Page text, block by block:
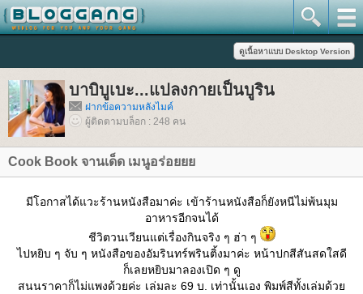
บาบิบูเบะ...แปลงกายเป็นบูริน
ฝากข้อความหลังไมค์
ผู้ติดตามบล็อก : 248 คน
Cook Book จานเด็ด เมนูอร่อ
มีโอกาสได้แวะร้านหนังสือมาค่ะ เข้าร้านหนังสือก็ยังหนีไม่พ้นมุม
อาหารอีกจนได้
ชีวิตวนเวียนแต่เรื่องกินจริง ๆ ฮ่า ๆ
ไปหยิบ ๆ จับ ๆ หนังสือของอัมรินทร์พรินติ้งมาค่ะ หน้าปกสีสันสดใสดี
ก็เลยหยิบมาลองเปิด ๆ ดู
สนนราคาก็ไม่แพงด้วยค่ะ เล่มละ 69 บ. เท่านั้นเอง พิมพ์สีทั้งเล่มด้ว